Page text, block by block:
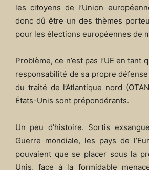
les citoyens de l’Union
donc dû être un des thèmes
pour les élections européennes de
Problème, ce n’est pas l’UE en tant
responsabilité de sa propre défense
du traité de l’Atlantique nord
États-Unis sont prépondérants.
Un peu d’histoire. Sortis
Guerre mondiale, les pays de
pouvaient que se placer sous la
Unis, face à la formidable